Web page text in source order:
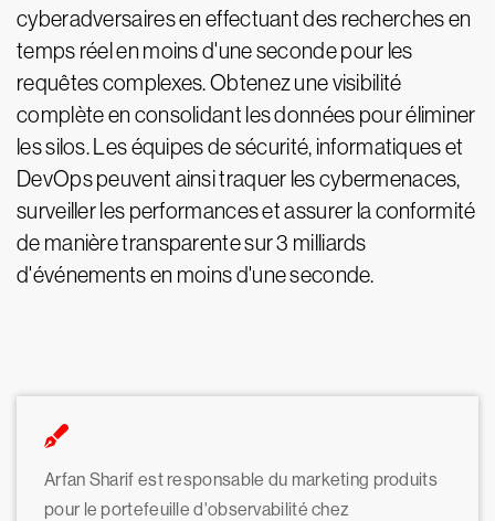
cyberadversaires en effectuant des recherches en
temps réel en moins d'une seconde pour les
requêtes complexes. Obtenez une visibilité
complète en consolidant les données pour éliminer
les silos. Les équipes de sécurité, informatiques et
DevOps peuvent ainsi traquer les cybermenaces,
surveiller les performances et assurer la conformité
de manière transparente sur 3 milliards
d'événements en moins d'une seconde.
Arfan Sharif est responsable du marketing produits
pour le portefeuille d'observabilité chez